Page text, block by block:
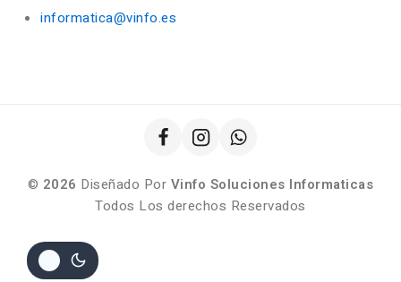
informatica@vinfo.es
© 2026 Diseñado Por Vinfo Soluciones Informaticas
Todos Los derechos Reservados